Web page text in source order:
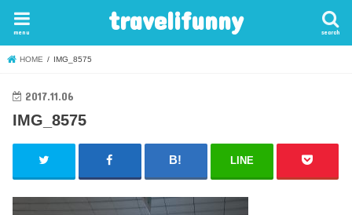
travelifunny search
menu
HOME IMG_8575
2017.11.06
IMG_8575
LINE